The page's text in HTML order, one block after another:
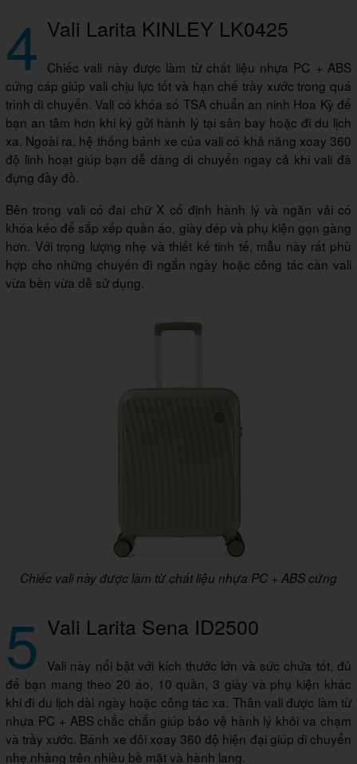
4 Vali Larita KINLEY LK0425
Chiếc vali này được làm từ chất liệu nhựa PC + ABS
cứng cáp giúp vali chịu lực tốt và hạn chế trầy xước trong quá
trình di chuyển. Vali có khóa số TSA chuẩn an ninh Hoa Kỳ để
bạn an tâm hơn khi ký gửi hành lý tại sân bay hoặc đi du lịch
xa. Ngoài ra, hệ thống bánh xe của vali có khả năng xoay 360
độ linh hoạt giúp bạn dễ dàng di chuyển ngay cả khi vali đã
đựng đầy đồ.
Bên trong vali có đai chữ X cố định hành lý và ngăn vải có
khóa kéo để sắp xếp quần áo, giày dép và phụ kiện gọn gàng
hơn. Với trọng lượng nhẹ và thiết kế tinh tế, mẫu này rất phù
hợp cho những chuyến đi ngắn ngày hoặc công tác cần vali
vừa bền vừa dễ sử dụng.
Chiếc vali này được làm từ chất liệu nhựa PC + ABS cứng
5 Vali Larita Sena ID2500
Vali này nổi bật với kích thước lớn và sức chứa tốt, đủ
để bạn mang theo 20 áo, 10 quần, 3 giày và phụ kiện khác
khi đi du lịch dài ngày hoặc công tác xa. Thân vali được làm từ
nhựa PC + ABS chắc chắn giúp bảo vệ hành lý khỏi va chạm
và trầy xước. Bánh xe đôi xoay 360 độ hiện đại giúp di chuyển
nhẹ nhàng trên nhiều bề mặt và hành lang.